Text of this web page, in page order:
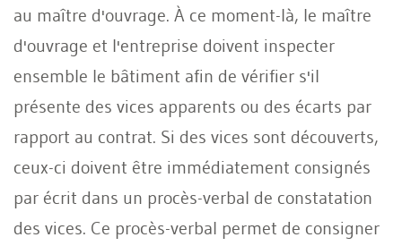
au maître d'ouvrage. À ce moment-là, le maître
d'ouvrage et l'entreprise doivent inspecter
ensemble le bâtiment afin de vérifier s'il
présente des vices apparents ou des écarts par
rapport au contrat. Si des vices sont découverts,
ceux-ci doivent être immédiatement consignés
par écrit dans un procès-verbal de constatation
des vices. Ce procès-verbal permet de consigner